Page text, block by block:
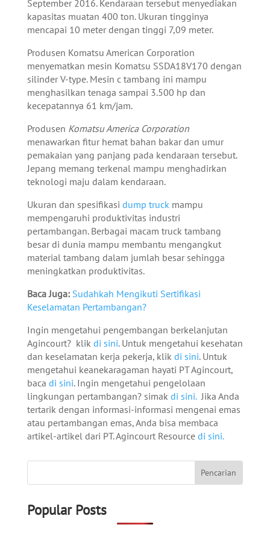
September 2016. Kendaraan tersebut menyediakan
kapasitas muatan 400 ton. Ukuran tingginya
mencapai 10 meter dengan tinggi 7,09 meter.
Produsen Komatsu American Corporation
menyematkan mesin Komatsu SSDA18V170 dengan
silinder V-type. Mesin c tambang ini mampu
menghasilkan tenaga sampai 3.500 hp dan
kecepatannya 61 km/jam.
Produsen Komatsu America Corporation
menawarkan fitur hemat bahan bakar dan umur
pemakaian yang panjang pada kendaraan tersebut.
Jepang memang terkenal mampu menghadirkan
teknologi maju dalam kendaraan.
Ukuran dan spesifikasi dump truck mampu
mempengaruhi produktivitas industri
pertambangan. Berbagai macam truck tambang
besar di dunia mampu membantu mengangkut
material tambang dalam jumlah besar sehingga
meningkatkan produktivitas.
Baca Juga: Sudahkah Mengikuti Sertifikasi
Keselamatan Pertambangan?
Ingin mengetahui pengembangan berkelanjutan
Agincourt? klik di sini. Untuk mengetahui kesehatan
dan keselamatan kerja pekerja, klik di sini. Untuk
mengetahui keanekaragaman hayati PT Agincourt,
baca di sini. Ingin mengetahui pengelolaan
lingkungan pertambangan? simak di sini.Jika Anda
tertarik dengan informasi-informasi mengenai emas
atau pertambangan emas, Anda bisa membaca
artikel-artikel dari PT. Agincourt Resourcedi sini.
Popular Posts